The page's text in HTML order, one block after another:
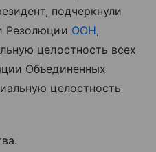
подчеркнули
Резолюции ООН,
целостность всех
Объединенных
целостность